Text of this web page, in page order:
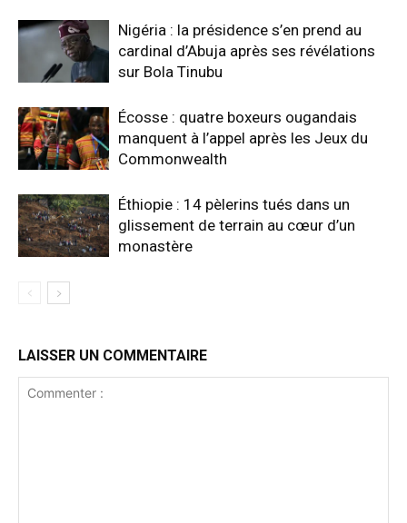
Nigéria : la présidence s’en prend au
cardinal d’Abuja après ses révélations
sur Bola Tinubu
Écosse : quatre boxeurs ougandais
manquent à l’appel après les Jeux du
Commonwealth
Éthiopie : 14 pèlerins tués dans un
glissement de terrain au cœur d’un
monastère
LAISSER UN COMMENTAIRE